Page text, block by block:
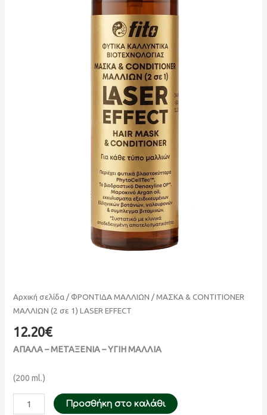
Αρχική σελίδα /ΦΡΟΝΤΙΔΑ ΜΑΛΛΙΩΝ / ΜΑΣΚΑ & CONTITIONER
ΜΑΛΛΙΩΝ (2 σε 1) LASER EFFECT
12.20€
ΑΠΑΛΑ – ΜΕΤΑΞΕΝΙΑ – ΥΓΙΗ ΜΑΛΛΙΑ
(200 ml.)
Προσθήκη στο καλάθι